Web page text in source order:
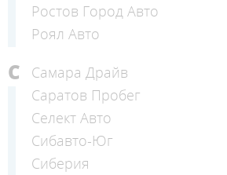
Ростов Город Авто
Роял Авто
С
Самара Драйв
Саратов Пробег
Селект Авто
Сибавто-Юг
Сиберия